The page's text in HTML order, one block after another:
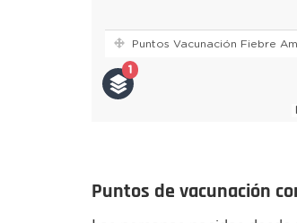
Puntos de vacunación